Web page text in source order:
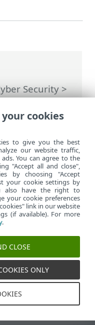
Security>
>Karanteeni>
karanteenista
Evästeiden hallinta
Evästekäytäntö
cookies
to give you the best
our website traffic,
You can agree to the
"Accept all and close",
by choosing "Accept
your cookie settings by
also have the right to
your cookie preferences
link in our website
(if available). For more
.
CLOSE
ONLY